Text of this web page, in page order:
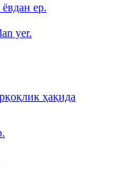
ер.
yer.
ҳақида